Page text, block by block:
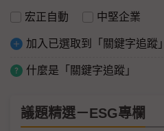
宏正自動 中堅企業
加入已選取到「關鍵字追蹤」
什麼是「關鍵字追蹤」
議題精選－ESG專欄